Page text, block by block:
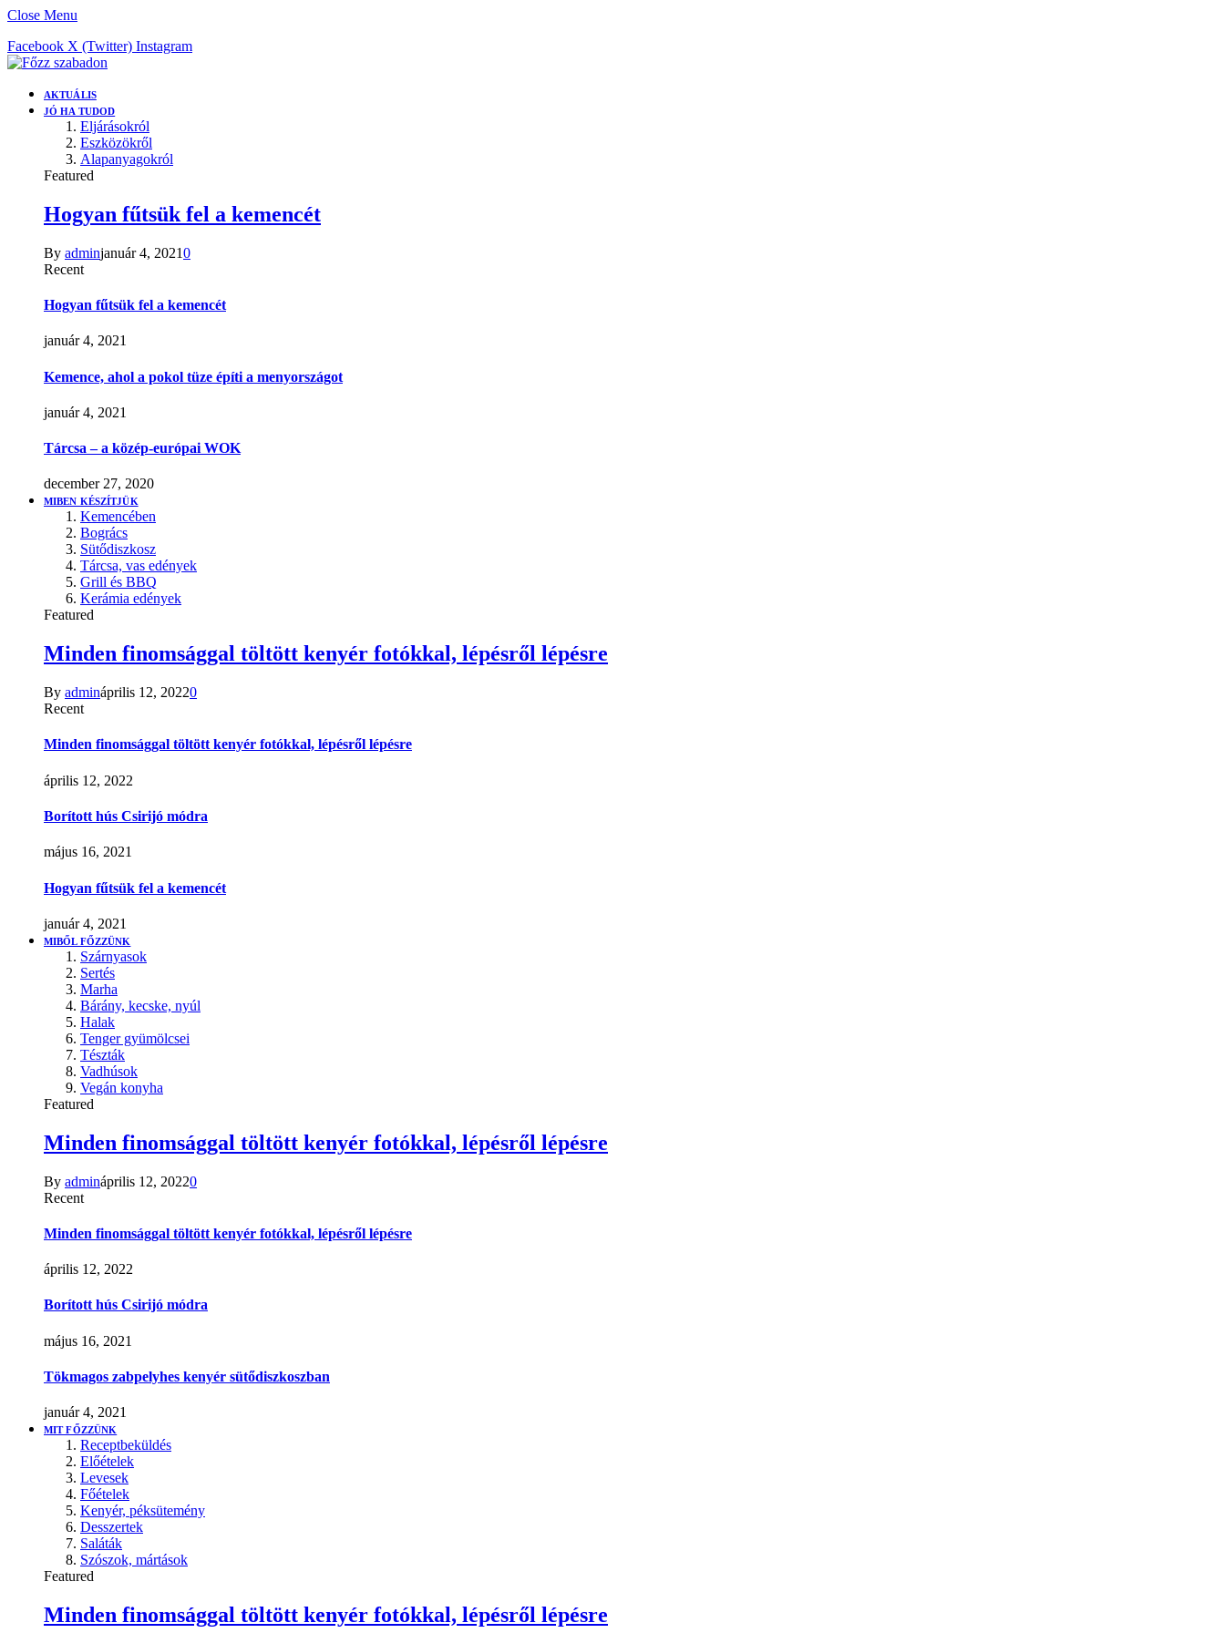
Close Menu
Facebook X (Twitter) Instagram
AKTUÁLIS
JÓ HA TUDOD
Eljárásokról
Eszközökről
Alapanyagokról
Featured
Hogyan fűtsük fel a kemencét
By adminjanuár 4, 20210
Recent
Hogyan fűtsük fel a kemencét
január 4, 2021
Kemence, ahol a pokol tüze építi a menyországot
január 4, 2021
Tárcsa – a közép-európai WOK
december 27, 2020
MIBEN KÉSZÍTJÜK
Kemencében
Bogrács
Sütődiszkosz
Tárcsa, vas edények
Grill és BBQ
Kerámia edények
Featured
Minden finomsággal töltött kenyér fotókkal, lépésről lépésre
By admináprilis 12, 20220
Recent
Minden finomsággal töltött kenyér fotókkal, lépésről lépésre
április 12, 2022
Borított hús Csirijó módra
május 16, 2021
Hogyan fűtsük fel a kemencét
január 4, 2021
MIBŐL FŐZZÜNK
Szárnyasok
Sertés
Marha
Bárány, kecske, nyúl
Halak
Tenger gyümölcsei
Tészták
Vadhúsok
Vegán konyha
Featured
Minden finomsággal töltött kenyér fotókkal, lépésről lépésre
By admináprilis 12, 20220
Recent
Minden finomsággal töltött kenyér fotókkal, lépésről lépésre
április 12, 2022
Borított hús Csirijó módra
május 16, 2021
Tökmagos zabpelyhes kenyér sütődiszkoszban
január 4, 2021
MIT FŐZZÜNK
Receptbeküldés
Előételek
Levesek
Főételek
Kenyér, péksütemény
Desszertek
Saláták
Szószok, mártások
Featured
Minden finomsággal töltött kenyér fotókkal, lépésről lépésre